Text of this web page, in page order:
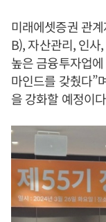
미래에셋증권 관계
B), 자산관리, 인사
높은 금융투자업
마인드를 갖췄다”
을 강화할 예정이